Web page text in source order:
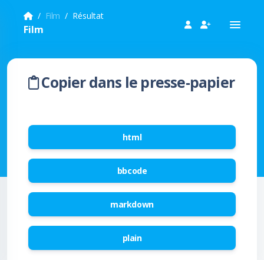
Film Résultat
Film
Copier dans le presse-papier
html
bbcode
markdown
plain